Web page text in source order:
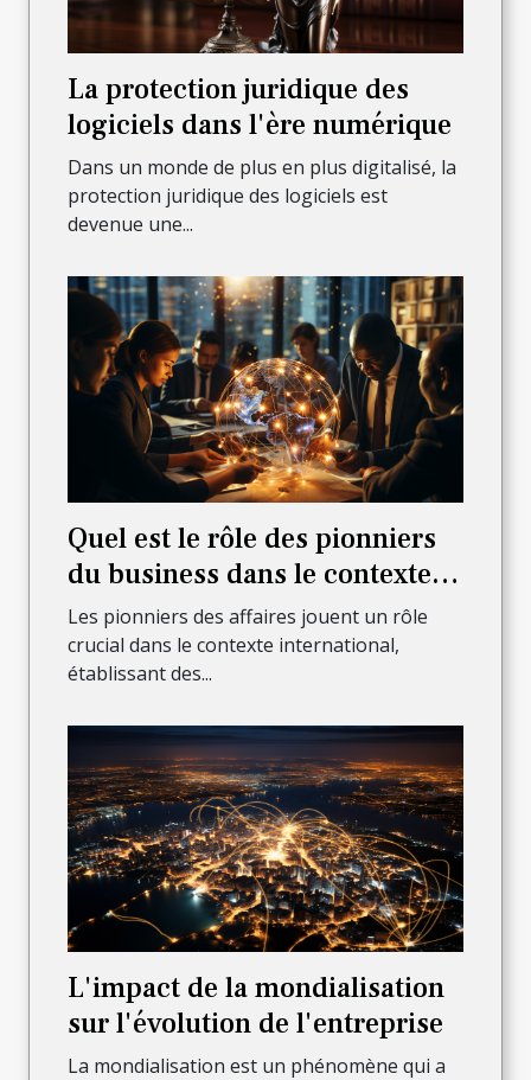
La protection juridique des
logiciels dans l'ère numérique
Dans un monde de plus en plus digitalisé, la
protection juridique des logiciels est
devenue une...
Quel est le rôle des pionniers
du business dans le contexte
international?
Les pionniers des affaires jouent un rôle
crucial dans le contexte international,
établissant des...
L'impact de la mondialisation
sur l'évolution de l'entreprise
La mondialisation est un phénomène qui a